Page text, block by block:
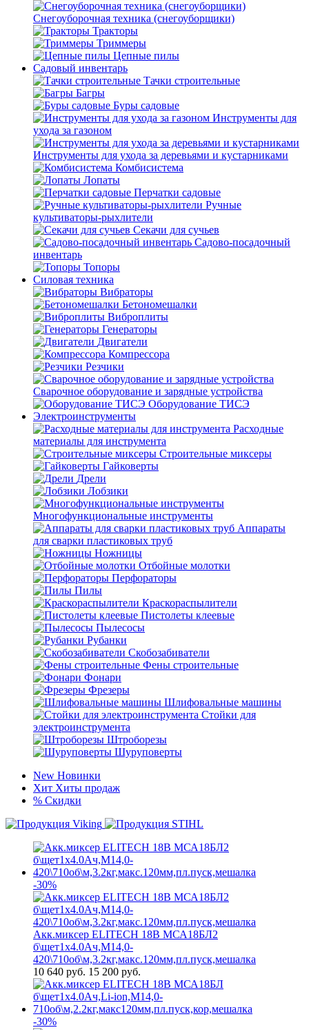
Снегоуборочная техника (снегоуборщики)
Тракторы
Триммеры
Цепные пилы
Садовый инвентарь
Тачки строительные
Багры
Буры садовые
Инструменты для
ухода за газоном
Инструменты для ухода за деревьями и кустарниками
Комбисистема
Лопаты
Перчатки садовые
Ручные
культиваторы-рыхлители
Секачи для сучьев
Садово-посадочный
инвентарь
Топоры
Силовая техника
Вибраторы
Бетономешалки
Виброплиты
Генераторы
Двигатели
Компрессора
Резчики
Сварочное оборудование и зарядные устройства
Оборудование ТИСЭ
Электроинструменты
Расходные
материалы для инструмента
Строительные миксеры
Гайковерты
Дрели
Лобзики
Многофункциональные инструменты
Аппараты
для сварки пластиковых труб
Ножницы
Отбойные молотки
Перфораторы
Пилы
Краскораспылители
Пистолеты клеевые
Пылесосы
Рубанки
Скобозабиватели
Фены строительные
Фонари
Фрезеры
Шлифовальные машины
Стойки для
электроинструмента
Штроборезы
Шуруповерты
New Новинки
Хит Хиты продаж
% Скидки
-30%
Акк.миксер ELITECH 18В МСА18БЛ2
б\щет1х4.0Ач,М14,0-
420\710об\м,3.2кг,макс.120мм,пл.пуск,мешалка
10 640 руб. 15 200 руб.
-30%